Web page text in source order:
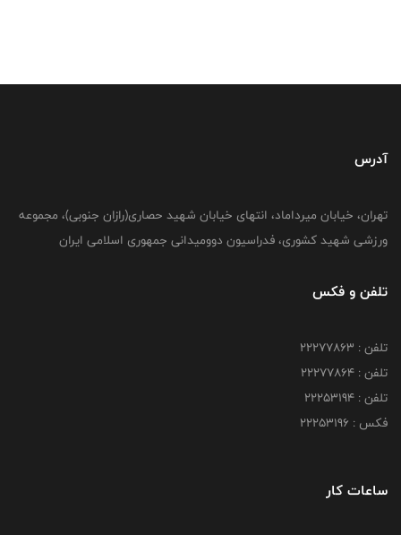
آدرس
تهران، خیابان میرداماد، انتهای خیابان شهید حصاری(رازان جنوبی)، مجموعه
ورزشی شهید کشوری، فدراسیون دوومیدانی جمهوری اسلامی ایران
تلفن و فکس
تلفن : 22277863
تلفن : 22277864
تلفن : 22253194
فکس : 22253196
ساعات کار